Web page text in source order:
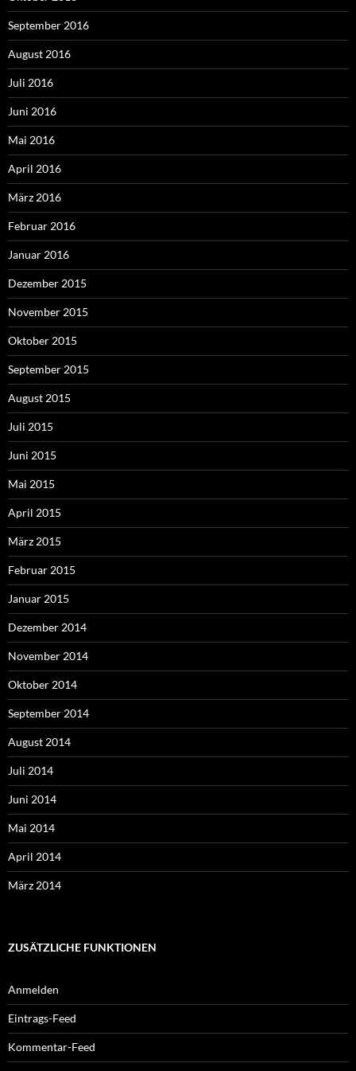
September 2016
August 2016
Juli 2016
Juni 2016
Mai 2016
April 2016
März 2016
Februar 2016
Januar 2016
Dezember 2015
November 2015
Oktober 2015
September 2015
August 2015
Juli 2015
Juni 2015
Mai 2015
April 2015
März 2015
Februar 2015
Januar 2015
Dezember 2014
November 2014
Oktober 2014
September 2014
August 2014
Juli 2014
Juni 2014
Mai 2014
April 2014
März 2014
ZUSÄTZLICHE FUNKTIONEN
Anmelden
Eintrags-Feed
Kommentar-Feed